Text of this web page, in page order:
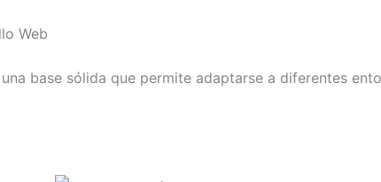
Web
base sólida que permite adaptarse a diferentes